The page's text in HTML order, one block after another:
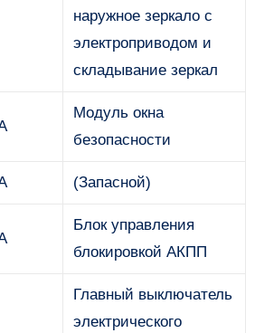
наружное зеркало с
электроприводом и
складывание зеркал
Модуль окна
безопасности
(Запасной)
Блок управления
блокировкой АКПП
Главный выключатель
электрического